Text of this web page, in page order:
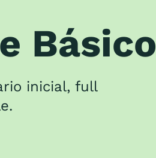
Básico
inicial, full